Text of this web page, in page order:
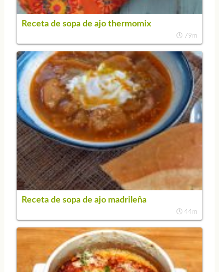
Receta de sopa de ajo thermomix
79m
Receta de sopa de ajo madrileña
44m